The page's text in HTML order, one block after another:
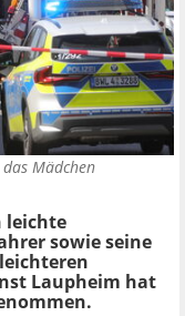
Mädchen
leichte
sowie seine
Laupheim hat